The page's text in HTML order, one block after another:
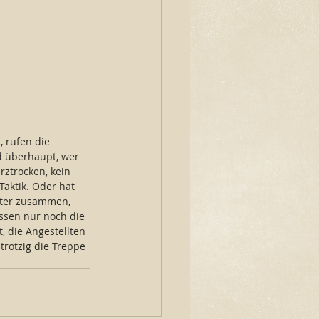
rufen die
überhaupt, wer
kein
Oder hat
zusammen,
nur noch die
die Angestellten
die Treppe